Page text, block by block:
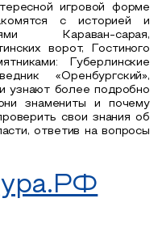
игровой форме
с историей и
Караван-сарая,
ворот, Гостиного
Губерлинские
«Оренбургский»,
узнают более подробно
знамениты и почему
свои знания об
ответив на вопросы